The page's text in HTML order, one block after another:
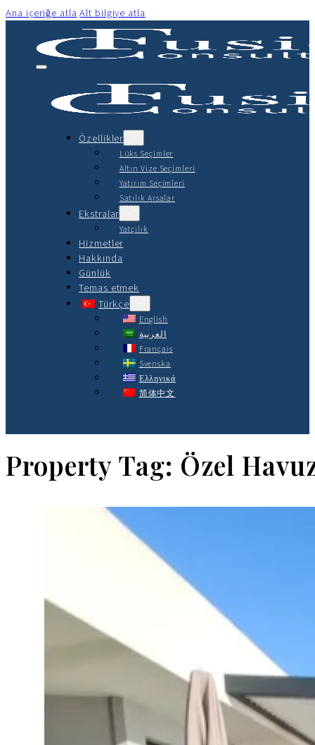
Ana içeriğe atla Alt bilgiye atla
Özellikler
Lüks Seçimler
Altın Vize Seçimleri
Yatırım Seçimleri
Satılık Arsalar
Ekstralar
Yatçılık
Hizmetler
Hakkında
Günlük
Temas etmek
Türkçe
English
العربية
Français
Svenska
Ελληνικά
简体中文
Property Tag: Özel